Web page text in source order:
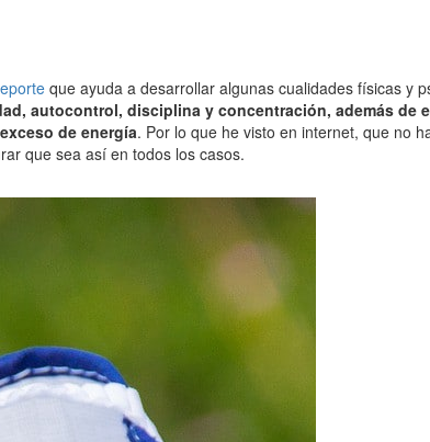
que ayuda a desarrollar algunas cualidades físicas y
autocontrol, disciplina y concentración, además de
de energía. Por lo que he visto en internet, que no
que sea así en todos los casos.